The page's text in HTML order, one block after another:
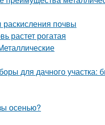
раскисления почвы
растет рогатая
для дачного участка:
осенью?